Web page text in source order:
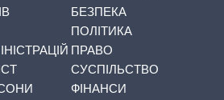
БЕЗПЕКА
ПОЛІТИКА
ПРАВО
СУСПІЛЬСТВО
ФІНАНСИ